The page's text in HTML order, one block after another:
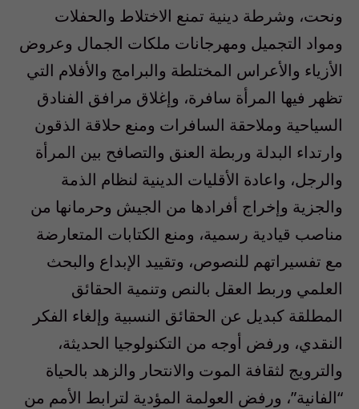
ونحت، وشرطة دينية تمنع الاختلاط والحفلات
ومواد التجميل ومهرجانات ملكات الجمال وعروض
الأزياء والأعراس المختلطة والبرامج والأفلام التي
تظهر فيها المرأة سافرة، وإغلاق مرافق الفنادق
السياحية وملاحقة السافرات ومنع حلاقة الذقون
وارتداء البدلة وربطة العنق والتصافح بين المرأة
والرجل، واعادة الأقليات الدينية لنظام الذمة
والجزية وإخراج أفرادها من الجيش وحرمانها من
مناصب قيادية رسمية، ومنع الكتابات المتعارضة
مع تفسيراتهم للنصوص، وتقييد الإبداع والبحث
العلمي وربط العقل بالنص وتنمية الحقائق
المطلقة كبديل عن الحقائق النسبية وإلغاء الفكر
النقدي، ورفض أوجه من التكنولوجيا الحديثة،
والترويج لثقافة الموت والانتحار والزهد بالحياة
“الفانية”، ورفض العولمة المؤدية لترابط الأمم من